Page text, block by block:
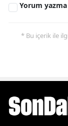
Yorum yazma
* Bu içerik ile